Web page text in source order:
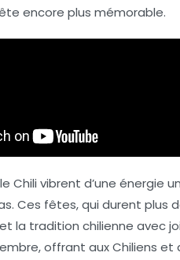
encore plus mémorable.
Chili vibrent d’une énergie
. Ces fêtes, qui durent plus
et la tradition chilienne avec
offrant aux Chiliens